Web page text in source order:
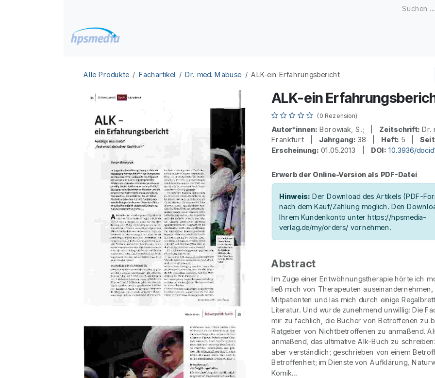
Alle Produkte Fachartikel Dr. med. Mabuse ALK-ein Erfahrungsbericht
ALK-ein
(0 Rezension)
Autor*innen: Borowiak, S.; | Zeitschrift: Dr.
Frankfurt | Jahrgang: 38 | Heft: 5 |
Erscheinung: 01.05.2013 | DOI: 10.3936/
Erwerb der Online-Version als PDF-Datei
Hinweis: Der Download des Artikels (PDF-
nach dem Kauf/Zahlung möglich. Den
Ihrem Kundenkonto unter https://hpsmedia-
verlag.de/my/orders/ vornehmen.
Abstract
Im Zuge einer Entwöhnungstherapie hörte ich
ließ mich von Therapeuten
Mitpatienten und las mich durch einige
Literatur. Und wurde zunehmend unwillig: Die
mir zu fachlich, die Bücher von Betroffenen zu
Ratgeber von Nichtbetroffenen zu anmaßend.
anmaßend, das ultimative Alk-Buch zu
aber verständlich; geschrieben von einem
Betroffenheit; im Dienste von Aufklärung,
Komik...